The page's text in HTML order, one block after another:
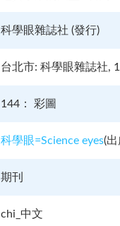
科學眼雜誌社 (發行)
台北市: 科學眼雜誌社,
144： 彩圖
科學眼=Science eyes(出
期刊
chi_中文